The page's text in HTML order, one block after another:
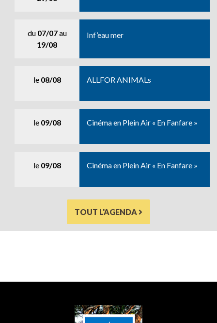
du 07/07au
19/08
Inf’eau mer
le 08/08 ALLFOR ANIMALs
le 09/08 Cinéma en Plein Air « En Fanfare »
le 09/08 Cinéma en Plein Air « En Fanfare »
TOUT L'AGENDA